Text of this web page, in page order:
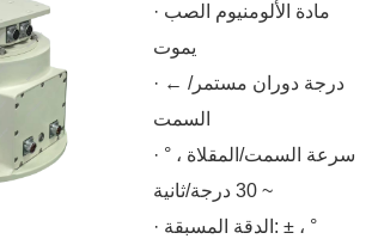
· مادة الألومنيوم الصب
يموت
· ← درجة دوران مستمر/
السمت
· سرعة السمت/المقلاة ، °
~ 30 درجة/ثانية
· الدقة المسبقة: ± ، °